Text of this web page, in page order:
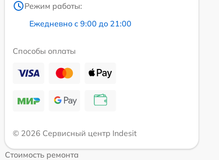
Режим работы:
Ежедневно с 9:00 до 21:00
Способы оплаты
© 2026 Сервисный центр Indesit
Стоимость ремонта